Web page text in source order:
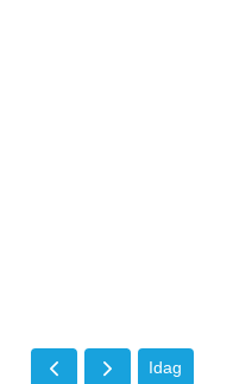
Idag